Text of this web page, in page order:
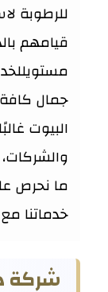
للرطوبة
قيامهم
جمال كافة
البيوت
ما نحرص
خدماتنا
شركة